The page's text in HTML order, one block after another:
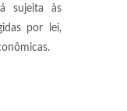
sujeita às
por lei,